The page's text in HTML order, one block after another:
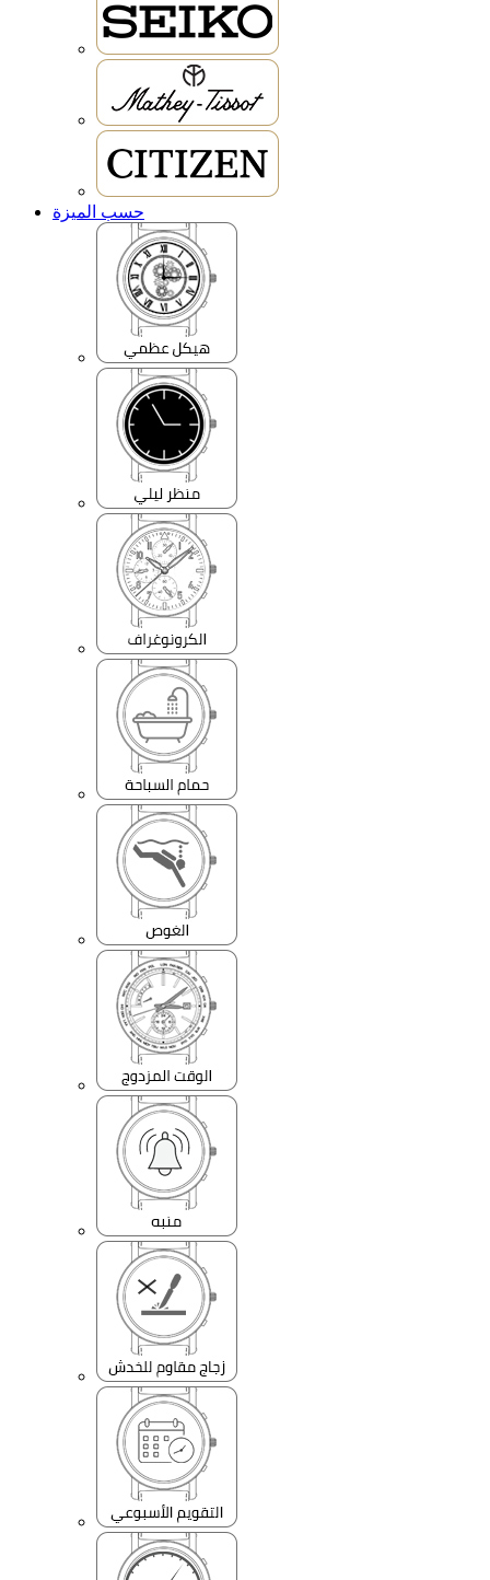
حسب الميزة